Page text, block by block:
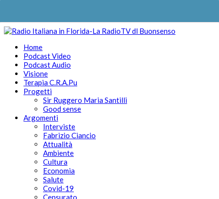
Home
Podcast Video
Podcast Audio
Visione
Terapia C.R.A.Pu
Progetti
Sir Ruggero Maria Santilli
Good sense
Argomenti
Interviste
Fabrizio Ciancio
Attualità
Ambiente
Cultura
Economia
Salute
Covid-19
Censurato